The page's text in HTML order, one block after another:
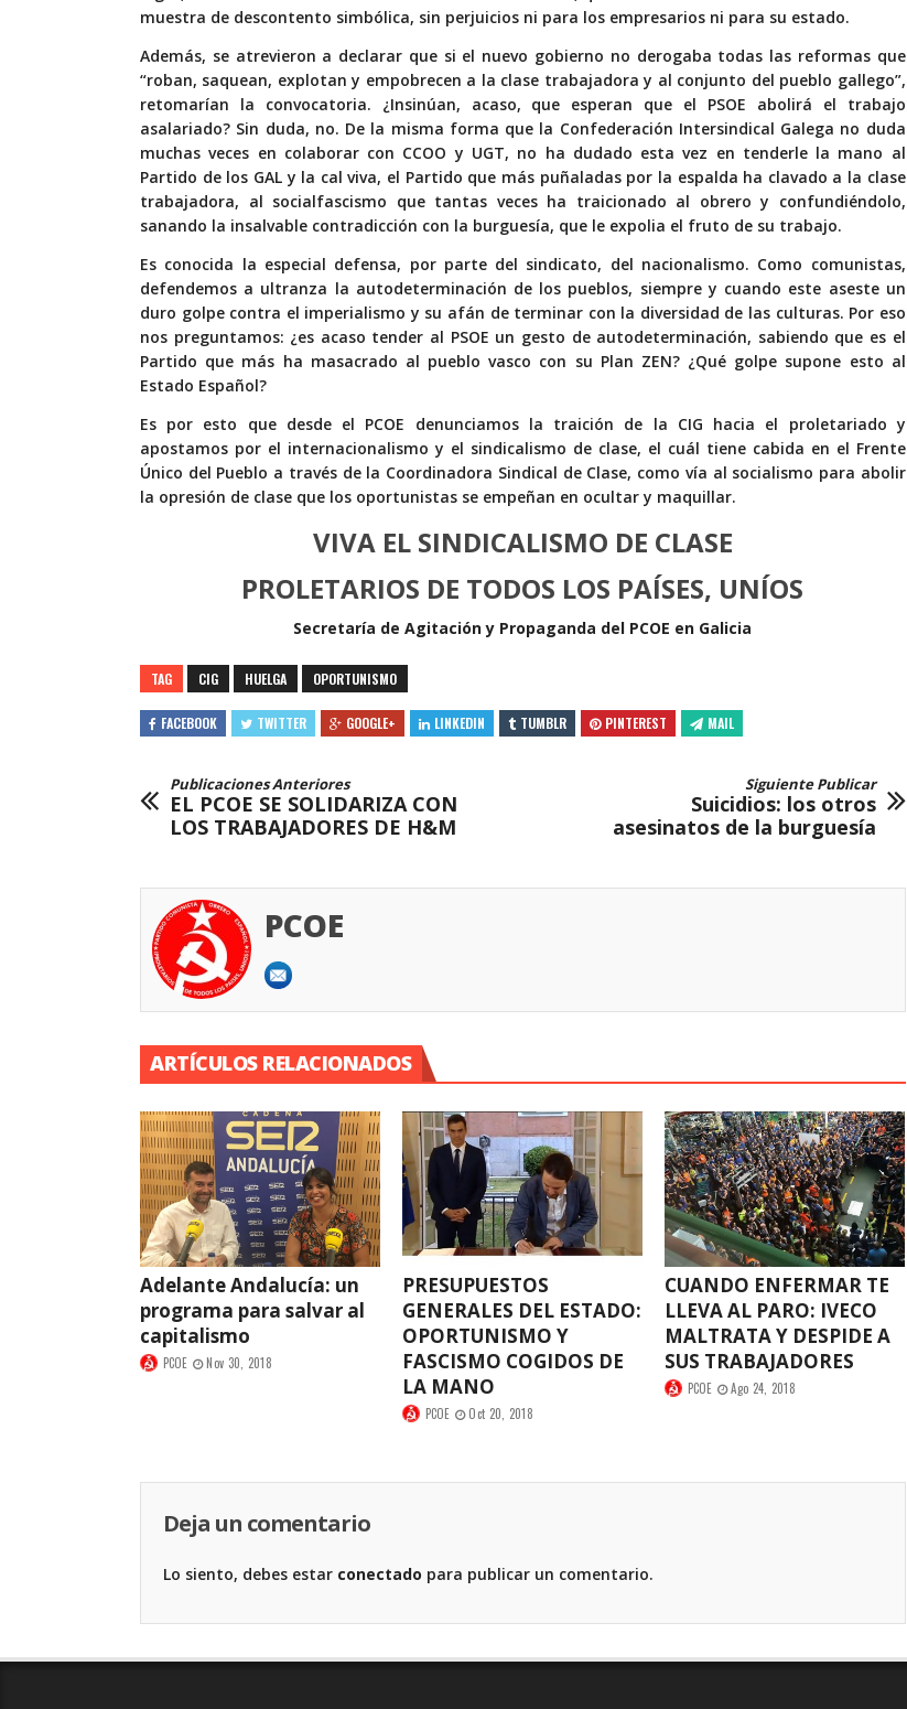
muestra de descontento simbólica, sin perjuicios ni para los empresarios ni para su estado.
Además, se atrevieron a declarar que si el nuevo gobierno no derogaba todas las reformas que
“roban, saquean, explotan y empobrecen a la clase trabajadora y al conjunto del pueblo gallego”,
retomarían la convocatoria. ¿Insinúan, acaso, que esperan que el PSOE abolirá el trabajo
asalariado? Sin duda, no. De la misma forma que la Confederación Intersindical Galega no duda
muchas veces en colaborar con CCOO y UGT, no ha dudado esta vez en tenderle la mano al
Partido de los GAL y la cal viva, el Partido que más puñaladas por la espalda ha clavado a la clase
trabajadora, al socialfascismo que tantas veces ha traicionado al obrero y confundiéndolo,
sanando la insalvable contradicción con la burguesía, que le expolia el fruto de su trabajo.
Es conocida la especial defensa, por parte del sindicato, del nacionalismo. Como comunistas,
defendemos a ultranza la autodeterminación de los pueblos, siempre y cuando este aseste un
duro golpe contra el imperialismo y su afán de terminar con la diversidad de las culturas. Por eso
nos preguntamos: ¿es acaso tender al PSOE un gesto de autodeterminación, sabiendo que es el
Partido que más ha masacrado al pueblo vasco con su Plan ZEN? ¿Qué golpe supone esto al
Estado Español?
Es por esto que desde el PCOE denunciamos la traición de la CIG hacia el proletariado y
apostamos por el internacionalismo y el sindicalismo de clase, el cuál tiene cabida en el Frente
Único del Pueblo a través de la Coordinadora Sindical de Clase, como vía al socialismo para abolir
la opresión de clase que los oportunistas se empeñan en ocultar y maquillar.
VIVA EL SINDICALISMO DE CLASE
PROLETARIOS DE TODOS LOS PAÍSES, UNÍOS
Secretaría de Agitación y Propaganda del PCOE en Galicia
TAG CIG HUELGA OPORTUNISMO
FACEBOOK TWITTER GOOGLE+ LINKEDIN TUMBLR PINTEREST MAIL
Publicaciones Anteriores
EL PCOE SE SOLIDARIZA CON
LOS TRABAJADORES DE H&M
Siguiente Publicar
Suicidios: los otros
asesinatos de la burguesía
PCOE
ARTÍCULOS RELACIONADOS
Adelante Andalucía: un
programa para salvar al
capitalismo
PCOE Nov 30, 2018
PRESUPUESTOS
GENERALES DEL ESTADO:
OPORTUNISMO Y
FASCISMO COGIDOS DE
LA MANO
PCOE Oct 20, 2018
CUANDO ENFERMAR TE
LLEVA AL PARO: IVECO
MALTRATA Y DESPIDE A
SUS TRABAJADORES
PCOE Ago 24, 2018
Deja un comentario
Lo siento, debes estar conectado para publicar un comentario.